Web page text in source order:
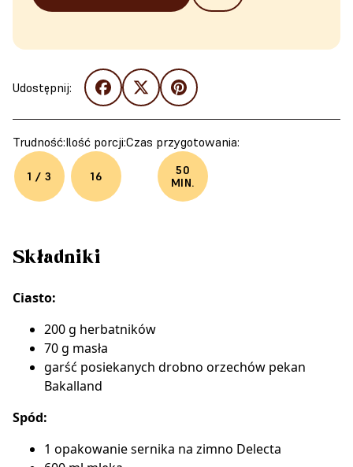
Udostępnij:
Trudność:
1 / 3
Ilość porcji:
16
Czas przygotowania:
50
MIN.
Składniki
Ciasto:
200 g herbatników
70 g masła
garść posiekanych drobno orzechów pekan
Bakalland
Spód:
1 opakowaniesernika na zimno Delecta